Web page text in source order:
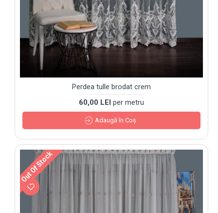
Perdea tulle brodat crem
60,00 LEI per metru
Adaugă în Coş
Out Of Stock